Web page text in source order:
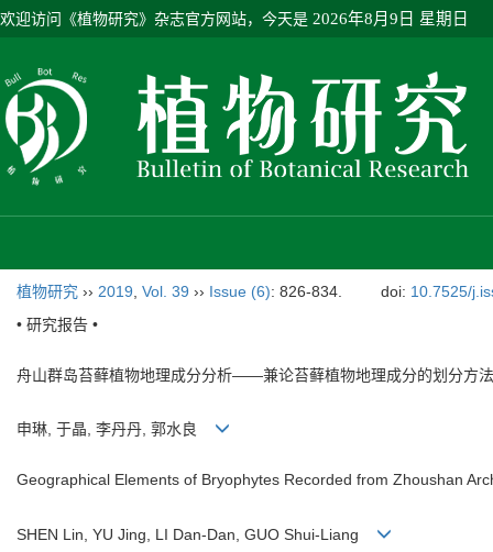
欢迎访问《植物研究》杂志官方网站，今天是 2026年8月9日 星期日
植物研究 ›› 2019 Vol. 39 ›› Issue (6): 826-834. doi: 10.7525/
• 研究报告 •
舟山群岛苔藓植物地理成分分析——兼论苔藓植物地理成分的划分方法
申琳, 于晶, 李丹丹, 郭水良
Geographical Elements of Bryophytes Recorded from Zhoushan
SHEN Lin, YU Jing, LI Dan-Dan, GUO Shui-Liang